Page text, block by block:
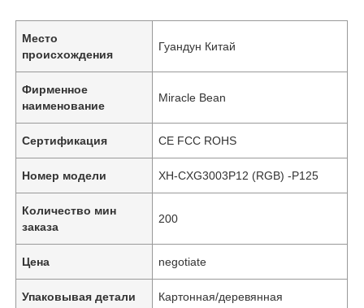
Место
происхождения
Гуандун Китай
Фирменное
наименование
Miracle Bean
Сертификация CE FCC ROHS
Номер модели XH-CXG3003P12 (RGB) -P125
Количество мин
заказа
200
Цена negotiate
Упаковывая детали Картонная/деревянная